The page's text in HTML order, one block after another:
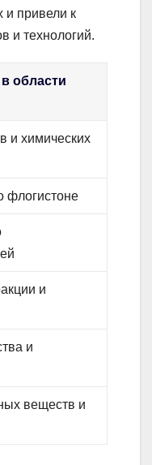
и привели к
и технологий.
области
и химических
флогистоне
и
и
веществ и